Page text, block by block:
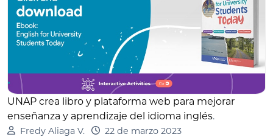
UNAP crea libro y plataforma web para mejorar
enseñanza y aprendizaje del idioma inglés.
Fredy Aliaga V. 22 de marzo 2023